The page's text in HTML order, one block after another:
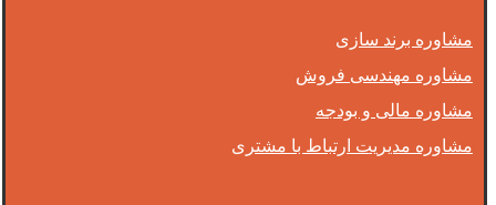
مشاوره برند سازی
مشاوره مهندسی فروش
مشاوره مالی و بودجه
مشاوره مدیریت ارتباط با مشتری